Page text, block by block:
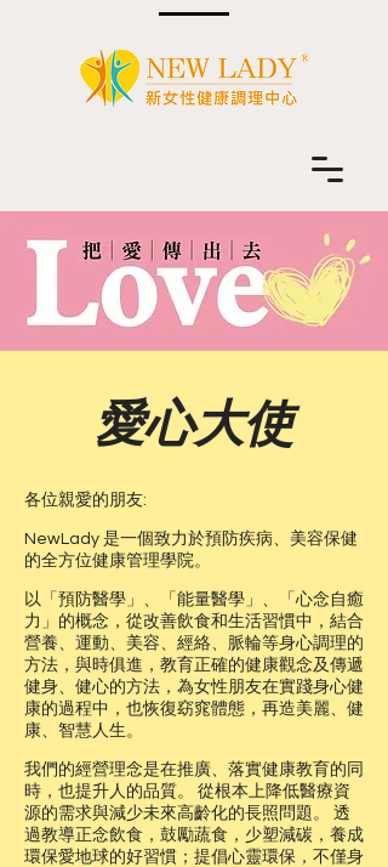
​愛心大使
各位親愛的朋友:
NewLady 是一個致力於預防疾病、美容保健
的全方位健康管理學院。
以「預防醫學」、「能量醫學」、「心念自癒
力」的概念，從改善飲食和生活習慣中，結合
營養、運動、美容、經絡、脈輪等身心調理的
方法，與時俱進，教育正確的健康觀念及傳遞
健身、健心的方法，為女性朋友在實踐身心健
康的過程中，也恢復窈窕體態，再造美麗、健
康、智慧人生。
我們的經營理念是在推廣、落實健康教育的同
時，也提升人的品質。 從根本上降低醫療資
源的需求與減少未來高齡化的長照問題。 透
過教導正念飲食，鼓勵蔬食，少塑減碳，養成
環保愛地球的好習慣；提倡心靈環保，不僅身